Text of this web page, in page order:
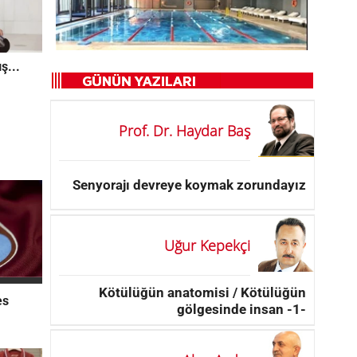
Prof. Dr. Haydar Baş
Senyorajı devreye koymak zorundayız
Uğur Kepekçi
Kötülüğün anatomisi / Kötülüğün
gölgesinde insan -1-